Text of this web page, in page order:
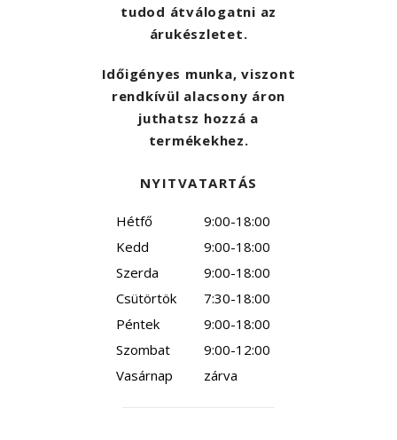
tudod átválogatni az
árukészletet.
Időigényes munka, viszont
rendkívül alacsony áron
juthatsz hozzá a
termékekhez.
NYITVATARTÁS
Hétfő
9:00-18:00
Kedd
9:00-18:00
Szerda
9:00-18:00
Csütörtök
7:30-18:00
Péntek
9:00-18:00
Szombat
9:00-12:00
Vasárnap
zárva